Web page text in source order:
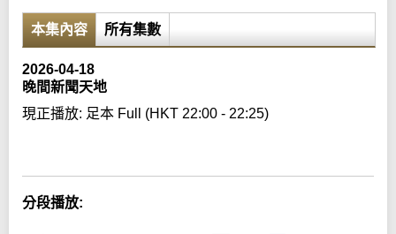
本集內容 所有集數
2026-04-18
晚間新聞天地
現正播放: 足本 Full (HKT 22:00 - 22:25)
分段播放: